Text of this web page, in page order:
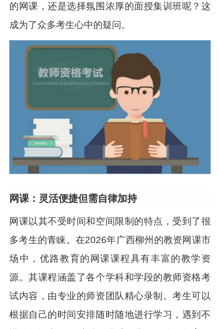
的网课，还是选择氛围浓厚的面授集训班呢？这
成为了众多考生心中的疑问。
网课：灵活便捷但需自律加持
网课以其不受时间和空间限制的特点，受到了很
多考生的青睐。在2026年广西柳州的教资网课市
场中，优路教育的网课课程具有丰富的教学资
源。其课程涵盖了各个学科和学段的教师资格考
试内容，由专业的师资团队精心录制。考生可以
根据自己的时间安排随时随地进行学习，遇到不